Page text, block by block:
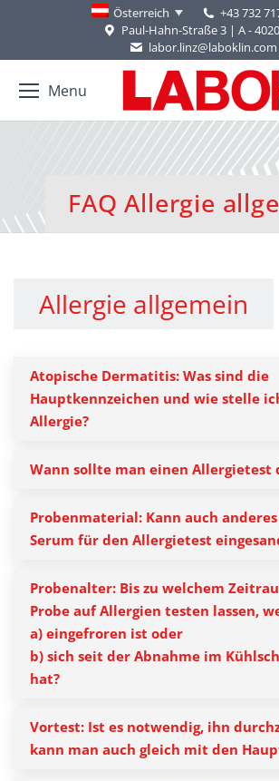
Österreich
+43 732
Paul-Hahn-Straße 3 | A -
labor.linz@laboklin.com
Menu
FAQ Allergie
You are here:
Allergie allgemein
Atopische Dermatitis: Was sind die
Hauptkennzeichen und wie stelle
Allergie?
Wann sollte man einen Allergietest
Probenmaterial: Kann auch
Serum für den Allergietest
Probenalter: Bis zu welchem
Probe auf Allergien testen lassen,
a) eingefroren ist oder
b) sich seit der Abnahme im
hat?
Vortest: Ist es notwendig, ihn
kann man auch gleich mit den